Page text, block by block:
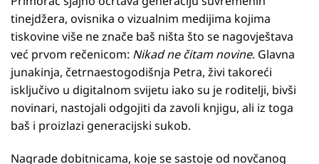
tinejdžera, ovisnika o vizualnim medijima kojima
tiskovine više ne znače baš ništa što se nagovještava
već prvom rečenicom: Nikad ne čitam novine. Glavna
junakinja, četrnaestogodišnja Petra, živi takoreći
isključivo u digitalnom svijetu iako su je roditelji, bivši
novinari, nastojali odgojiti da zavoli knjigu, ali iz toga
baš i proizlazi generacijski sukob.
Nagrade dobitnicama, koje se sastoje od novčanog